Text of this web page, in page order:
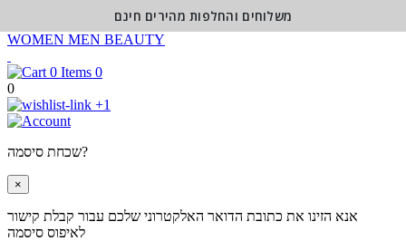
WOMEN MEN BEAUTY
0
0
+1
שכחת סיסמה?
×
אנא הזינו את כתובת הדואר האלקטרוני שלכם עבור קבלת קישור
לאיפוס סיסמה
משלוחים והחלפות מהירים חינם